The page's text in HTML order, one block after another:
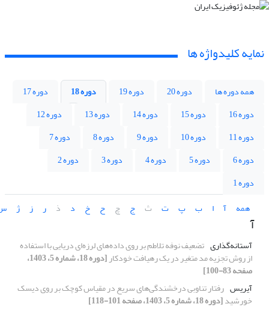
نمایه کلیدواژه ها
همه دوره ها دوره 20 دوره 19 دوره 18
دوره 17
دوره 16
دوره 15 دوره 14 دوره 13
دوره 12
دوره 11
دوره 10 دوره 9 دوره 8
دوره 7
دوره 6
دوره 5 دوره 4 دوره 3
دوره 2
دوره 1
همه
آ ا ب پ ت ث ج چ ح خ د ذ ر ز ژ
آ
آستانه‌گذاری تضعیف نوفه تلاطم بر روی داده‌های لرزه‌ای دریایی با استفاده
از روش تجزیه مد متغیر در یک رهیافت خودکار [دوره 18، شماره 5، 1403،
صفحه 83-100]
آیریس رفتار تناوبی درخشندگی‌های سریع در مقیاس کوچک بر روی دیسک
خورشید[دوره 18، شماره 5، 1403، صفحه 101-118]